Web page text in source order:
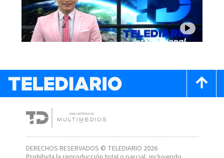
DERECHOS RESERVADOS © TELEDIARIO 2026